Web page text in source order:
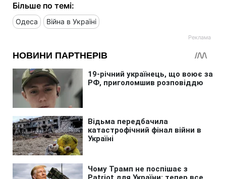
Більше по темі:
Одеса Війна в Україні